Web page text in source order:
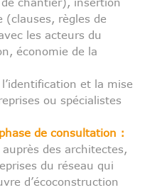
(clauses, règles de
les acteurs du
économie de la
l’identification et la mise
ou spécialistes
de consultation :
auprès des architectes,
du réseau qui
d’écoconstruction